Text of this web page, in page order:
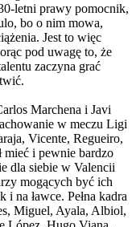
letni prawy pomocnik,
bo o nim mowa,
Jest to więc
pod uwagę to, że
zaczyna grać
Marchena i Javi
w meczu Ligi
Vicente, Regueiro,
mieć i pewnie bardzo
dla siebie w Valencii
mogących być ich
na ławce. Pełna kadra
Miguel, Ayala, Albiol,